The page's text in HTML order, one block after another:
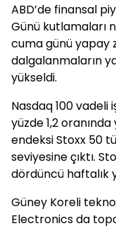
ABD’de finansal
Günü kutlamaları
cuma günü yapay
dalgalanmaların
yükseldi.
Nasdaq 100
yüzde 1,2
endeksi Stoxx 50
seviyesine çıktı.
dördüncü haftalık
Güney Koreli
Electronics da